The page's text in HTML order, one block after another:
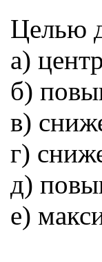
Целью
а)
б)
в)
г)
д)
е)